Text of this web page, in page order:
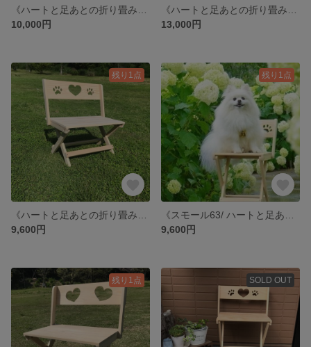
10,000円
13,000円
残り1点
9,600円
残り1点
9,600円
残り1点 SOLD OUT